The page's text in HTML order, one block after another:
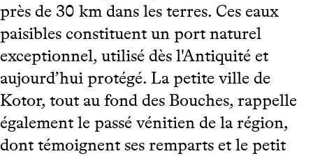
près de 30 km dans les terres. Ces eaux
paisibles constituent un port naturel
exceptionnel, utilisé dès l'Antiquité et
aujourd’hui protégé. La petite ville de
Kotor, tout au fond des Bouches, rappelle
également le passé vénitien de la région,
dont témoignent ses remparts et le petit